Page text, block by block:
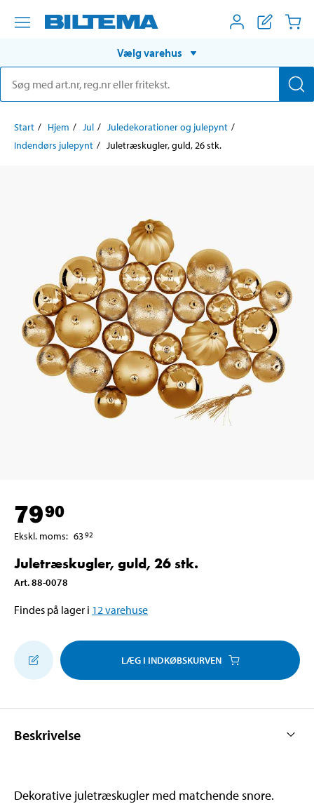
Vælg varehus
Start Hjem Jul
Juledekorationer og julepynt
Indendørs julepynt
Juletræskugler, guld, 26 stk.
7990
Ekskl. moms: 6392
Juletræskugler, guld, 26 stk.
Art.88-0078
Findes på lager i 12 varehuse
LÆG I INDKØBSKURVEN
Beskrivelse
Dekorative juletræskugler med matchende snore.